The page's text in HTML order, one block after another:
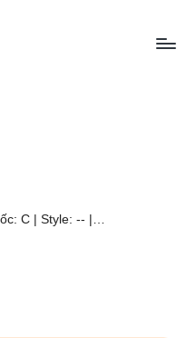
C | Style: -- |…